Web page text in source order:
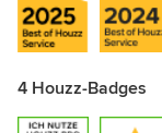
4 Houzz-Badges